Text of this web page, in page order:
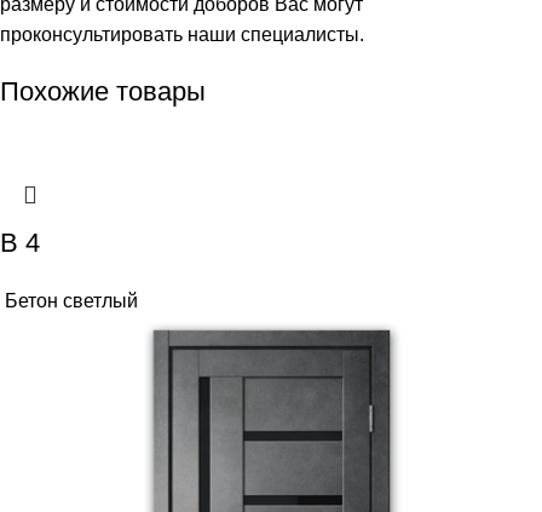
проконсультировать наши специалисты.
Похожие товары
В 4
Бетон светлый